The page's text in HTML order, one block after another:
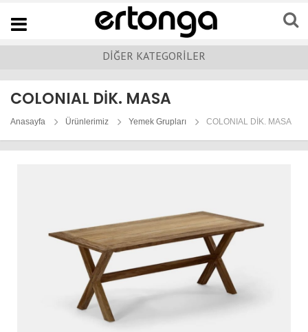
Navigation
DİĞER KATEGORİLER
COLONIAL DİK. MASA
Anasayfa Ürünlerimiz Yemek Grupları COLONIAL DİK. MASA